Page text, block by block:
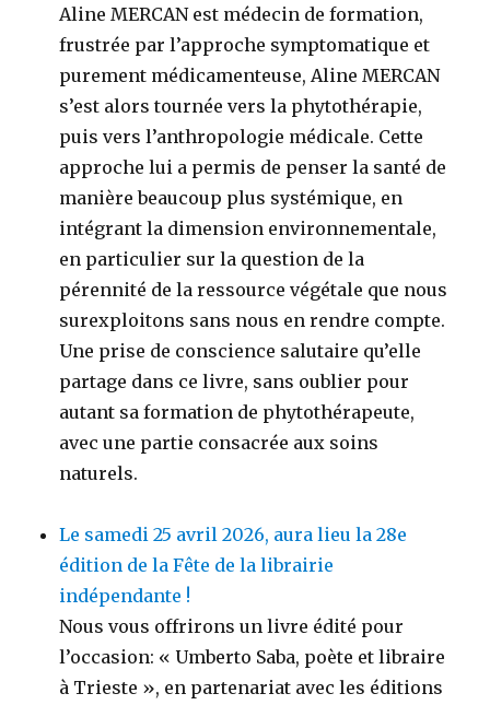
Aline MERCAN est médecin de formation,
frustrée par l’approche symptomatique et
purement médicamenteuse, Aline MERCAN
s’est alors tournée vers la phytothérapie,
puis vers l’anthropologie médicale. Cette
approche lui a permis de penser la santé de
manière beaucoup plus systémique, en
intégrant la dimension environnementale,
en particulier sur la question de la
pérennité de la ressource végétale que nous
surexploitons sans nous en rendre compte.
Une prise de conscience salutaire qu’elle
partage dans ce livre, sans oublier pour
autant sa formation de phytothérapeute,
avec une partie consacrée aux soins
naturels.
Le samedi 25 avril 2026, aura lieu la 28e
édition de la Fête de la librairie
indépendante !
Nous vous offrirons un livre édité pour
l’occasion: « Umberto Saba, poète et libraire
à Trieste », en partenariat avec les éditions